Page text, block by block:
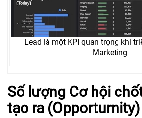
Lead là một KPI quan trọng khi
Marketing
Số lượng Cơ hội
tạo ra (Opporturnity)